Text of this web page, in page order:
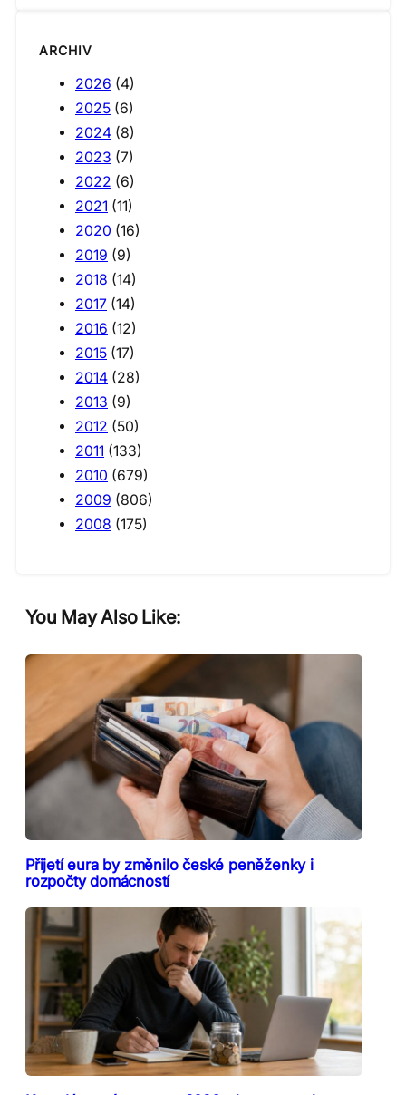
ARCHIV
2026 (4)
2025 (6)
2024 (8)
2023 (7)
2022 (6)
2021 (11)
2020 (16)
2019 (9)
2018 (14)
2017 (14)
2016 (12)
2015 (17)
2014 (28)
2013 (9)
2012 (50)
2011 (133)
2010 (679)
2009 (806)
2008 (175)
You May Also Like:
Přijetí eura by změnilo české peněženky i
rozpočty domácností